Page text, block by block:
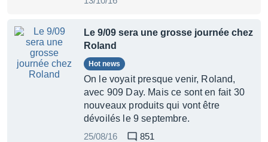
Le 9/09 sera une grosse journée chez
Roland
Hot news
On le voyait presque venir, Roland,
avec 909 Day. Mais ce sont en fait 30
nouveaux produits qui vont être
dévoilés le 9 septembre.
25/08/16
851